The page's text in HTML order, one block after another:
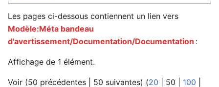
Les pages ci-dessous contiennent un lien vers
Modèle:Méta bandeau
d'avertissement/Documentation/Documentation :
Affichage de 1 élément.
Voir (50 précédentes 50 suivantes) (20 50 100